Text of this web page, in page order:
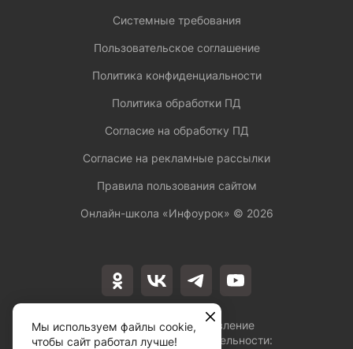
Лицензия на осуществление
образовательной деятельности:
Системные требования
Пользовательское соглашение
Политика конфиденциальности
Политика обработки ПД
Согласие на обработку ПД
Согласие на рекламные рассылки
Правила пользования сайтом
Онлайн-школа «Инфоурок» © 2026
Мы используем файлы cookie,
чтобы сайт работал лучше!